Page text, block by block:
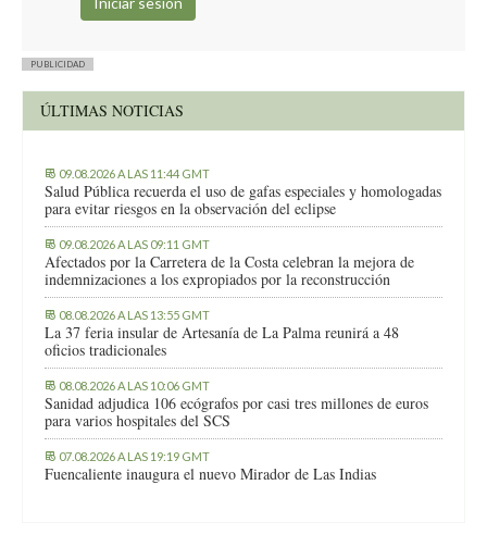
PUBLICIDAD
ÚLTIMAS NOTICIAS
09.08.2026 A LAS 11:44 GMT
Salud Pública recuerda el uso de gafas especiales y homologadas
para evitar riesgos en la observación del eclipse
09.08.2026 A LAS 09:11 GMT
Afectados por la Carretera de la Costa celebran la mejora de
indemnizaciones a los expropiados por la reconstrucción
08.08.2026 A LAS 13:55 GMT
La 37 feria insular de Artesanía de La Palma reunirá a 48
oficios tradicionales
08.08.2026 A LAS 10:06 GMT
Sanidad adjudica 106 ecógrafos por casi tres millones de euros
para varios hospitales del SCS
07.08.2026 A LAS 19:19 GMT
Fuencaliente inaugura el nuevo Mirador de Las Indias